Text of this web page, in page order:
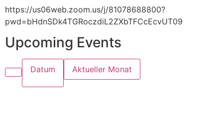
https://us06web.zoom.us/j/81078688800?
pwd=bHdnSDk4TGRoczdiL2ZXbTFCcEcvUT09
Upcoming Events
Datum Aktueller Monat